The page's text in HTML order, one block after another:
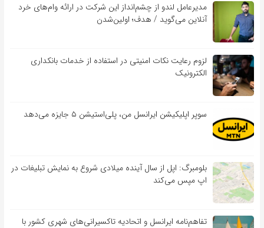
مدیرعامل لندو از چشم‌انداز این شرکت در ارائه وام‌های خرد
آنلاین می‌گوید / هدف؛ اولین‌شدن
لزوم رعایت نکات امنیتی در استفاده از خدمات بانکداری
الکترونیک
سوپر اپلیکیشن ایرانسل من، پلی‌استیشن ۵ جایزه می‌دهد
بلومبرگ: اپل از سال آینده میلادی شروع به نمایش تبلیغات در
اپ مپس می‌کند
تفاهم‌نامه‌ ایرانسل و اتحادیه تاکسیرانی‌های شهری کشور با